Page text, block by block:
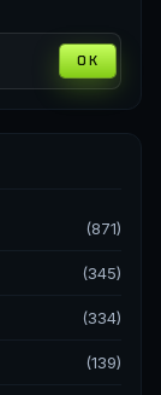
OK
(871)
(345)
(334)
(139)